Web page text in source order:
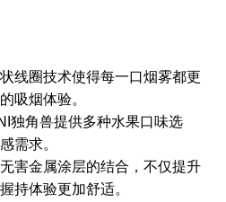
状线圈技术使得每一口烟雾都更
吸烟体验。
独角兽提供多种水果口味选
需求。
无害金属涂层的结合，不仅提升
持体验更加舒适。